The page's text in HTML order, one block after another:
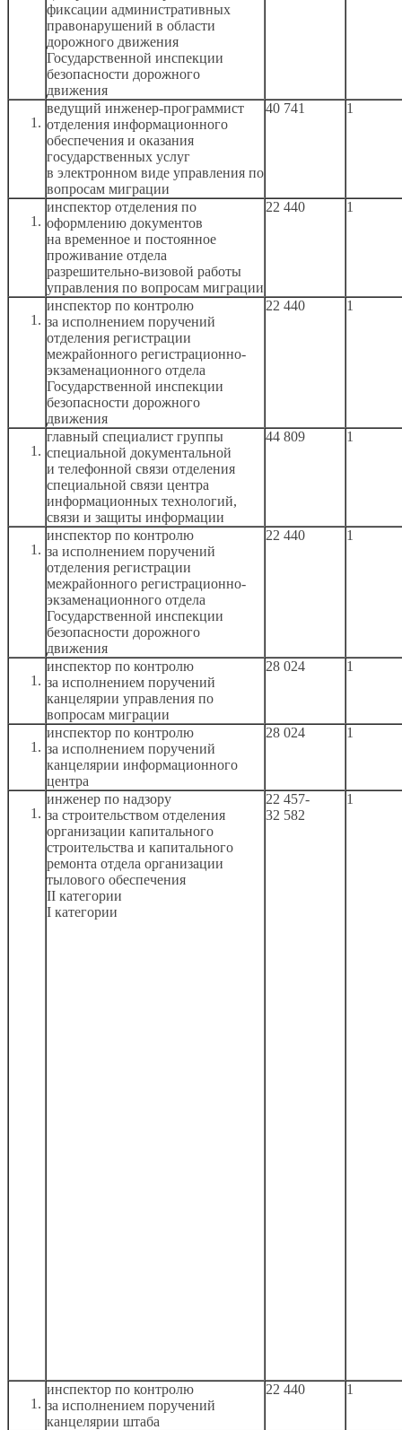
фиксации административных
правонарушений в области
дорожного движения
Государственной инспекции
безопасности дорожного
движения
ведущий инженер-программист
отделения информационного
обеспечения и оказания
государственных услуг
в электронном виде управления по
вопросам миграции
40 741 1
инспектор отделения по
оформлению документов
на временное и постоянное
проживание отдела
разрешительно-визовой работы
управления по вопросам миграции
22 440 1
инспектор по контролю
за исполнением поручений
отделения регистрации
межрайонного регистрационно-
экзаменационного отдела
Государственной инспекции
безопасности дорожного
движения
22 440 1
главный специалист группы
специальной документальной
и телефонной связи отделения
специальной связи центра
информационных технологий,
связи и защиты информации
44 809 1
инспектор по контролю
за исполнением поручений
отделения регистрации
межрайонного регистрационно-
экзаменационного отдела
Государственной инспекции
безопасности дорожного
движения
22 440 1
инспектор по контролю
за исполнением поручений
канцелярии управления по
вопросам миграции
28 024 1
инспектор по контролю
за исполнением поручений
канцелярии информационного
центра
28 024 1
инженер по надзору
за строительством отделения
организации капитального
строительства и капитального
ремонта отдела организации
тылового обеспечения
II категории
I категории
22 457-
32 582
1
инспектор по контролю
за исполнением поручений
канцелярии штаба
22 440 1